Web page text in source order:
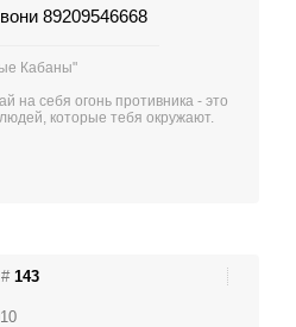
89209546668
Кабаны"
на себя огонь противника - это
которые тебя окружают.
143